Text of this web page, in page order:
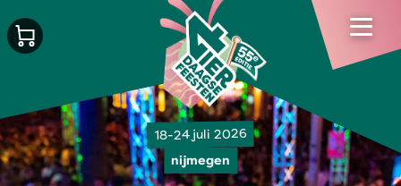
18-24 juli 2026
nijmegen